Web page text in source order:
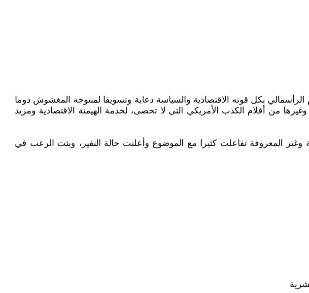
بكل قوته الاقتصادية والسياسة دعاية وتسويقا لمنتوجه المغشوش دوما
حتى في الذكاء الاصطناعي. فالعملية تفليم هوليودي كما فيStar Wars أو Terminator أو Matrix وغيرها من أفلام الكذب الأمريكي التي لا تحصى، لخدمة الهيمنة الاقتصادية ومزيد
وغير المعروفة تفاعلت كثيرا مع الموضوع وأعلنت حالة النفير، وبثت الرعب في